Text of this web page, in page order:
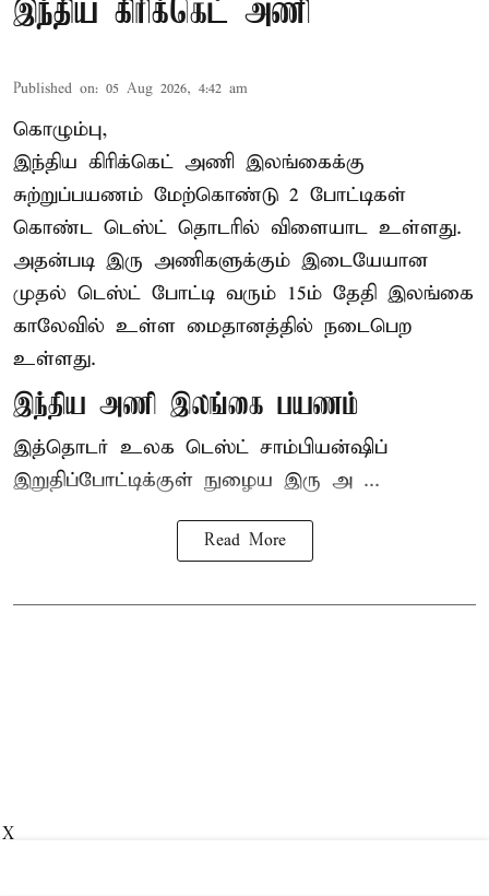
இந்திய கிரிக்கெட் அணி
Published on: 05 Aug 2026, 4:42 am
கொழும்பு,
இந்திய கிரிக்கெட் அணி இலங்கைக்கு
சுற்றுப்பயணம் மேற்கொண்டு 2 போட்டிகள்
கொண்ட டெஸ்ட் தொடரில் விளையாட உள்ளது.
அதன்படி இரு அணிகளுக்கும் இடையேயான
முதல் டெஸ்ட் போட்டி வரும் 15ம் தேதி இலங்கை
காலேவில் உள்ள மைதானத்தில் நடைபெற
உள்ளது.
இந்திய அணி இலங்கை பயணம்
இத்தொடர் உலக டெஸ்ட் சாம்பியன்ஷிப்
இறுதிப்போட்டிக்குள் நுழைய இரு அ ...
Read More
X